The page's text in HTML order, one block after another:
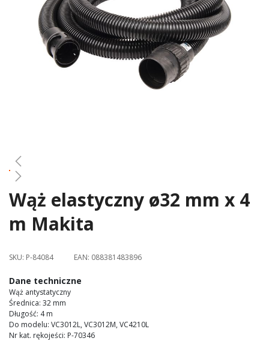
gallery
Skip
the
of
images
gallery
Wąż elastyczny ø32 mm x 4
m Makita
SKU: P-84084 EAN: 088381483896
Dane techniczne
Wąż antystatyczny
Średnica: 32 mm
Długość: 4 m
Do modelu: VC3012L, VC3012M, VC4210L
Nr kat. rękojeści: P-70346